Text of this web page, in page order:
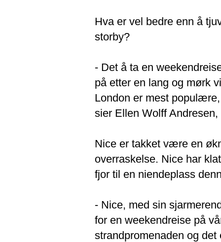
Hva er vel bedre enn å
storby?
- Det å ta en
på etter en lang og mørk
London er mest
sier Ellen Wolff
Nice er takket være en
overraskelse. Nice har
fjor til en niendeplass
- Nice, med sin
for en weekendreise på
strandpromenaden og